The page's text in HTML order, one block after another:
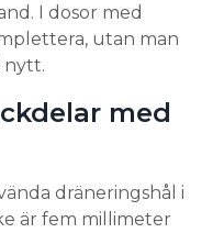
I dosor med
utan man
nytt.
med
dräneringshål i
är fem millimeter